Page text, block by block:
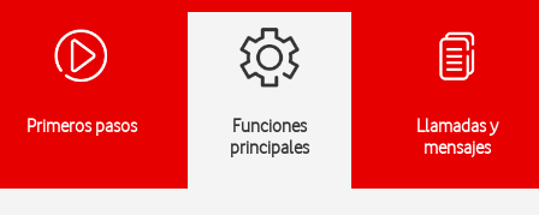
Primeros pasos
Funciones
principales
Llamadas y
mensajes